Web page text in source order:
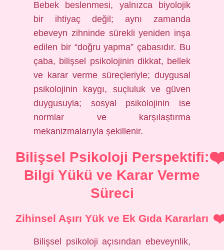
Bebek beslenmesi, yalnızca biyolojik
bir ihtiyaç değil; aynı zamanda
ebeveyn zihninde sürekli yeniden inşa
edilen bir “doğru yapma” çabasıdır. Bu
çaba, bilişsel psikolojinin dikkat, bellek
ve karar verme süreçleriyle; duygusal
psikolojinin kaygı, suçluluk ve güven
duygusuyla; sosyal psikolojinin ise
normlar ve karşılaştırma
mekanizmalarıyla şekillenir.
Bilişsel Psikoloji Perspektifi:
Bilgi Yükü ve Karar Verme
Süreci
Zihinsel Aşırı Yük ve Ek Gıda Kararları
Bilişsel psikoloji açısından ebeveynlik,